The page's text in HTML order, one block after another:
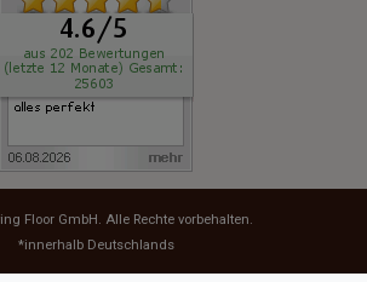
Floor GmbH . Alle Rechte vorbehalten.
*innerhalb Deutschlands